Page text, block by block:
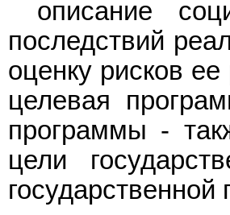
описание
последствий
оценку рисков
целевая
программы -
цели